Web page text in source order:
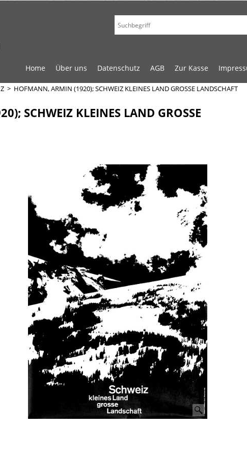
Home Über uns Datenschutz AGB Zur Kasse
> HOFMANN, ARMIN (1920); SCHWEIZ KLEINES LAND GROSSE LANDSCHAFT
SCHWEIZ KLEINES LAND GROSSE